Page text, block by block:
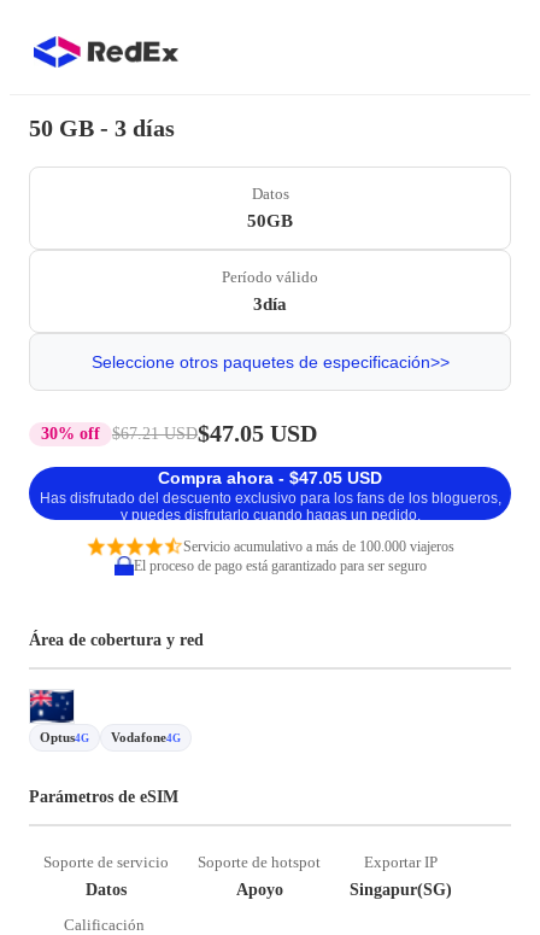
50 GB - 3 días
Datos
50GB
Período válido
3día
Seleccione otros paquetes de especificación>>
30% off $67.21 USD$47.05 USD
Compra ahora - $47.05 USD
Has disfrutado del descuento exclusivo para los fans de los blogueros,
y puedes disfrutarlo cuando hagas un pedido.
Servicio acumulativo a más de 100.000 viajeros
El proceso de pago está garantizado para ser seguro
Área de cobertura y red
Optus4G Vodafone4G
Parámetros de eSIM
Soporte de servicio
Datos
Soporte de hotspot
Apoyo
Exportar IP
Singapur(SG)
Calificación